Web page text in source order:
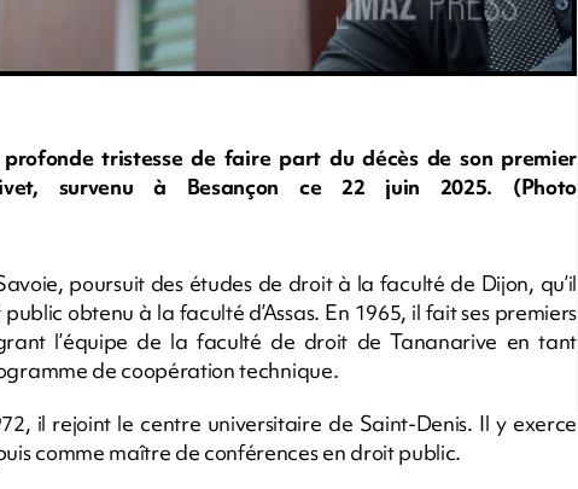
profonde tristesse de faire part du décès de son premier
survenu à Besançon ce 22 juin 2025. (Photo
poursuit des études de droit à la faculté de Dijon, qu’il
obtenu à la faculté d’Assas. En 1965, il fait ses premiers
l’équipe de la faculté de droit de Tananarive en tant
de coopération technique.
il rejoint le centre universitaire de Saint-Denis. Il y exerce
comme maître de conférences en droit public.